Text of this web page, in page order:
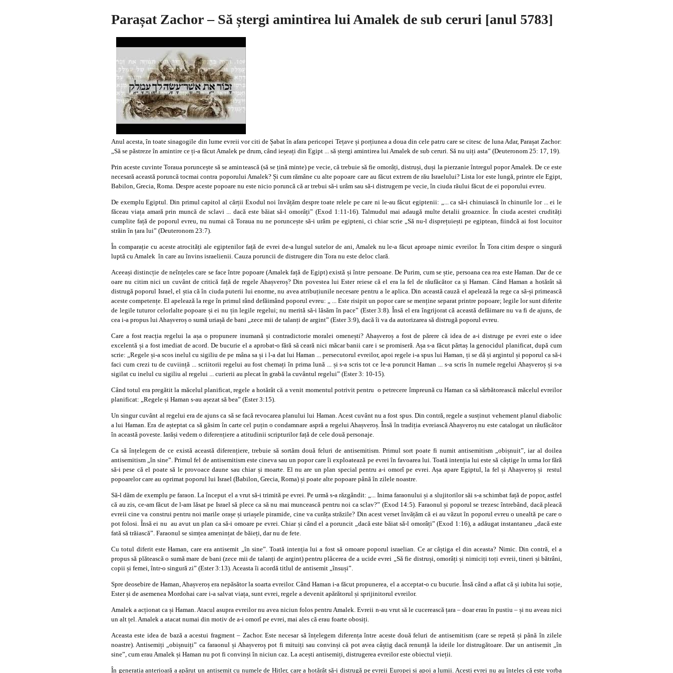
Parașat Zachor – Să ștergi amintirea lui Amalek de sub ceruri [anul 5783]
Anul acesta, în toate sinagogile din lume evreii vor citi de Șabat în afara pericopei Tețave și porțiunea a doua din cele patru care se citesc de luna Adar, Parașat Zachor:
„Să se păstreze în amintire ce ți-a făcut Amalek pe drum, când ieșeați din Egipt ... să ștergi amintirea lui Amalek de sub ceruri. Să nu uiți asta” (Deuteronom 25: 17, 19).
Prin aceste cuvinte Toraua poruncește să se amintească (să se țină minte) pe vecie, că trebuie să fie omorâți, distruși, duși la pierzanie întregul popor Amalek. De ce este
necesară această poruncă tocmai contra poporului Amalek? Și cum rămâne cu alte popoare care au făcut extrem de rău Israelului? Lista lor este lungă, printre ele Egipt,
Babilon, Grecia, Roma. Despre aceste popoare nu este nicio poruncă că ar trebui să-i urâm sau să-i distrugem pe vecie, în ciuda răului făcut de ei poporului evreu.
De exemplu Egiptul. Din primul capitol al cărții Exodul noi învățăm despre toate relele pe care ni le-au făcut egiptenii: „... ca să-i chinuiască în chinurile lor ... ei le
făceau viața amară prin muncă de sclavi ... dacă este băiat să-l omorâți” (Exod 1:11-16). Talmudul mai adaugă multe detalii groaznice. În ciuda acestei crudități
cumplite față de poporul evreu, nu numai că Toraua nu ne poruncește să-i urăm pe egipteni, ci chiar scrie „Să nu-l disprețuiești pe egiptean, fiindcă ai fost locuitor
străin în țara lui” (Deuteronom 23:7).
În comparație cu aceste atrocități ale egiptenilor față de evrei de-a lungul sutelor de ani, Amalek nu le-a făcut aproape nimic evreilor. În Tora citim despre o singură
luptă cu Amalek în care au învins israelienii. Cauza poruncii de distrugere din Tora nu este deloc clară.
Aceeași distincție de neînțeles care se face între popoare (Amalek față de Egipt) există și între persoane. De Purim, cum se știe, persoana cea rea este Haman. Dar de ce
oare nu citim nici un cuvânt de critică față de regele Ahașveroș? Din povestea lui Ester reiese că el era la fel de răufăcător ca și Haman. Când Haman a hotărât să
distrugă poporul Israel, el știa că în ciuda puterii lui enorme, nu avea atribuțiunile necesare pentru a le aplica. Din această cauză el apelează la rege ca să-și primească
aceste competențe. El apelează la rege în primul rând defăimând poporul evreu: „ ... Este risipit un popor care se menține separat printre popoare; legile lor sunt diferite
de legile tuturor celorlalte popoare și ei nu țin legile regelui; nu merită să-i lăsăm în pace” (Ester 3:8). Însă el era îngrijorat că această defăimare nu va fi de ajuns, de
cea i-a propus lui Ahașveroș o sumă uriașă de bani „zece mii de talanți de argint” (Ester 3:9), dacă îi va da autorizarea să distrugă poporul evreu.
Care a fost reacția regelui la așa o propunere inumană și contradictorie moralei omenești? Ahașveroș a fost de părere că idea de a-i distruge pe evrei este o idee
excelentă și a fost imediat de acord. De bucurie el a aprobat-o fără să ceară nici măcar banii care i se promiseră. Așa s-a făcut părtaș la genocidul planificat, după cum
scrie: „Regele și-a scos inelul cu sigiliu de pe mâna sa și i l-a dat lui Haman ... persecutorul evreilor, apoi regele i-a spus lui Haman, ți se dă și argintul și poporul ca să-i
faci cum crezi tu de cuviință ... scriitorii regelui au fost chemați în prima lună ... și s-a scris tot ce le-a poruncit Haman ... s-a scris în numele regelui Ahașveroș și s-a
sigilat cu inelul cu sigiliu al regelui ... curierii au plecat în grabă la cuvântul regelui” (Ester 3: 10-15).
Când totul era pregătit la măcelul planificat, regele a hotărât că a venit momentul potrivit pentru o petrecere împreună cu Haman ca să sărbătorească măcelul evreilor
planificat: „Regele și Haman s-au așezat să bea” (Ester 3:15).
Un singur cuvânt al regelui era de ajuns ca să se facă revocarea planului lui Haman. Acest cuvânt nu a fost spus. Din contră, regele a susținut vehement planul diabolic
a lui Haman. Era de așteptat ca să găsim în carte cel puțin o condamnare aspră a regelui Ahașveroș. Însă în tradiția evreiască Ahașveroș nu este catalogat un răufăcător
în această poveste. Iarăși vedem o diferențiere a atitudinii scripturilor față de cele două personaje.
Ca să înțelegem de ce există această diferențiere, trebuie să sortăm două feluri de antisemitism. Primul sort poate fi numit antisemitism „obișnuit”, iar al doilea
antisemitism „în sine”. Primul fel de antisemitism este cineva sau un popor care îi exploatează pe evrei în favoarea lui. Toată intenția lui este să câștige în urma lor fără
să-i pese că el poate să le provoace daune sau chiar și moarte. El nu are un plan special pentru a-i omorî pe evrei. Așa apare Egiptul, la fel și Ahașveroș și restul
popoarelor care au oprimat poporul lui Israel (Babilon, Grecia, Roma) și poate alte popoare până în zilele noastre.
Să-l dăm de exemplu pe faraon. La început el a vrut să-i trimită pe evrei. Pe urmă s-a răzgândit: „... Inima faraonului și a slujitorilor săi s-a schimbat față de popor, astfel
că au zis, ce-am făcut de l-am lăsat pe Israel să plece ca să nu mai muncească pentru noi ca sclav?” (Exod 14:5). Faraonul și poporul se trezesc întrebând, dacă pleacă
evreii cine va construi pentru noi marile orașe și uriașele piramide, cine va curăța străzile? Din acest verset învățăm că ei au văzut în poporul evreu o unealtă pe care o
pot folosi. Însă ei nu au avut un plan ca să-i omoare pe evrei. Chiar și când el a poruncit „dacă este băiat să-l omorâți” (Exod 1:16), a adăugat instantaneu „dacă este
fată să trăiască”. Faraonul se simțea amenințat de băieți, dar nu de fete.
Cu totul diferit este Haman, care era antisemit „în sine”. Toată intenția lui a fost să omoare poporul israelian. Ce ar câștiga el din aceasta? Nimic. Din contră, el a
propus să plătească o sumă mare de bani (zece mii de talanți de argint) pentru plăcerea de a ucide evrei „Să fie distruși, omorâți și nimiciți toți evreii, tineri și bătrâni,
copii și femei, într-o singură zi” (Ester 3:13). Aceasta îi acordă titlul de antisemit „însuși”.
Spre deosebire de Haman, Ahașveroș era nepăsător la soarta evreilor. Când Haman i-a făcut propunerea, el a acceptat-o cu bucurie. Însă când a aflat că și iubita lui soție,
Ester și de asemenea Mordohai care i-a salvat viața, sunt evrei, regele a devenit apărătorul și sprijinitorul evreilor.
Amalek a acționat ca și Haman. Atacul asupra evreilor nu avea niciun folos pentru Amalek. Evreii n-au vrut să le cucerească țara – doar erau în pustiu – și nu aveau nici
un alt țel. Amalek a atacat numai din motiv de a-i omorî pe evrei, mai ales că erau foarte obosiți.
Aceasta este idea de bază a acestui fragment – Zachor. Este necesar să înțelegem diferența între aceste două feluri de antisemitism (care se repetă și până în zilele
noastre). Antisemiți „obișnuiți” ca faraonul și Ahașveroș pot fi mituiți sau convinși că pot avea câștig dacă renunță la ideile lor distrugătoare. Dar un antisemit „în
sine”, cum erau Amalek și Haman nu pot fi convinși în niciun caz. La acești antisemiți, distrugerea evreilor este obiectul vieții.
În generația anterioară a apărut un antisemit cu numele de Hitler, care a hotărât să-i distrugă pe evreii Europei și apoi a lumii. Acești evrei nu au înțeles că este vorba